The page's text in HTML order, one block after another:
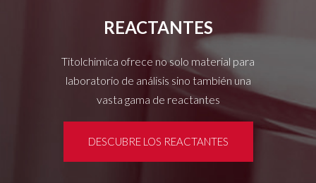
REACTANTES
Titolchimica ofrece no solo material para
laboratorio de análisis sino también una
vasta gama de reactantes
DESCUBRE LOS REACTANTES